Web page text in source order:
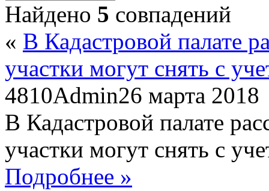
Найдено 5 совпадений
« В Кадастровой палате
участки могут снять с
4810Admin26 марта 2018
В Кадастровой палате
участки могут снять с
Подробнее »